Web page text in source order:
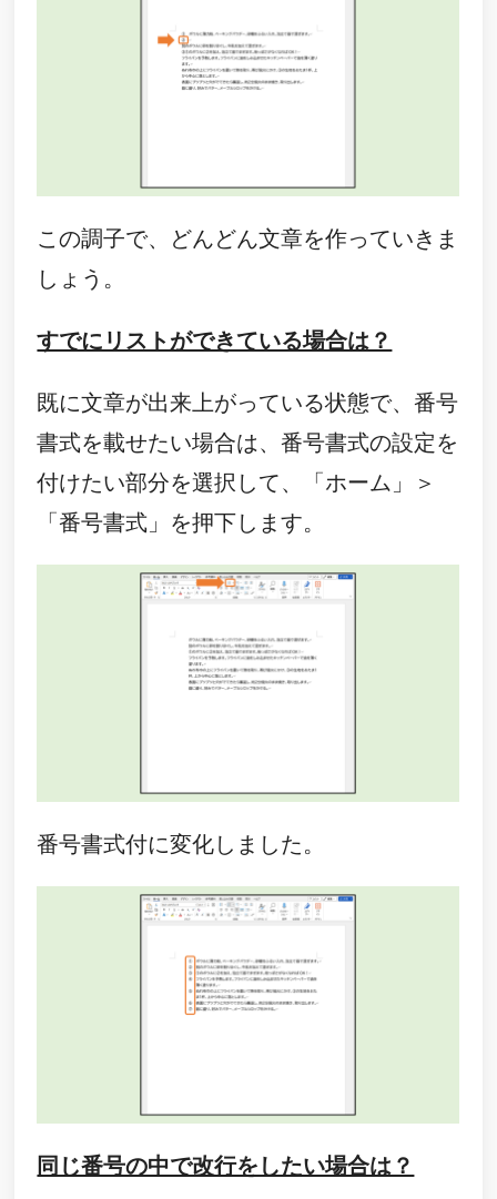
この調子で、どんどん文章を作っていきま
しょう。
すでにリストができている場合は？
既に文章が出来上がっている状態で、番号
書式を載せたい場合は、番号書式の設定を
付けたい部分を選択して、「ホーム」＞
「番号書式」を押下します。
番号書式付に変化しました。
同じ番号の中で改行をしたい場合は？